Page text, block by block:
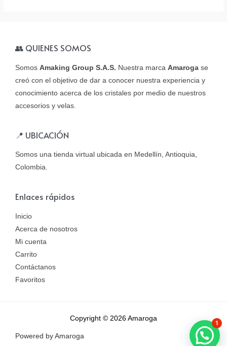
👥 QUIENES SOMOS
Somos Amaking Group S.A.S. Nuestra marca Amaroga se
creó con el objetivo de dar a conocer nuestra experiencia y
conocimiento acerca de los cristales por medio de nuestros
accesorios y velas.
📍 UBICACIÓN
Somos una tienda virtual ubicada en Medellín, Antioquia,
Colombia.
Enlaces rápidos
Inicio
Acerca de nosotros
Mi cuenta
Carrito
Contáctanos
Favoritos
Copyright © 2026 Amaroga
Powered by Amaroga
1